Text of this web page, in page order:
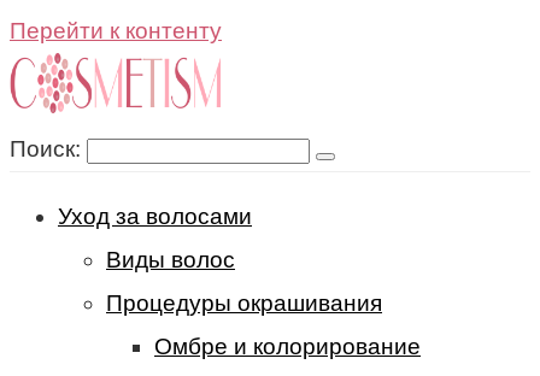
Перейти к контенту
Поиск:
Уход за волосами
Виды волос
Процедуры окрашивания
Омбре и колорирование